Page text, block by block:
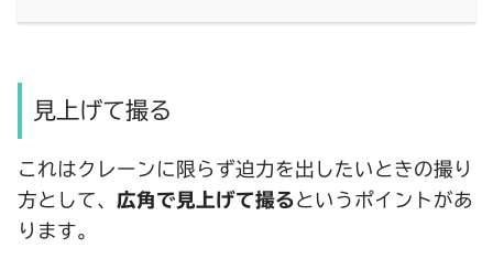
見上げて撮る
これはクレーンに限らず迫力を出したいときの撮り
方として、 広角で見上げて撮るというポイントがあ
ります。